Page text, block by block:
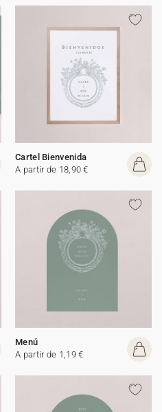
Cartel Bienvenida
A partir de 18,90 €
Menú
A partir de 1,19 €